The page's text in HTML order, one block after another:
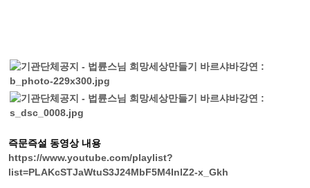
즉문즉설 동영상 내용
https://www.youtube.com/playlist?
list=PLAKcSTJaWtuS3J24MbF5M4InlZ2-x_Gkh